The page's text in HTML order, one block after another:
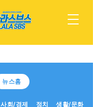
뉴스홈
사회/경제 정치 생활/문화